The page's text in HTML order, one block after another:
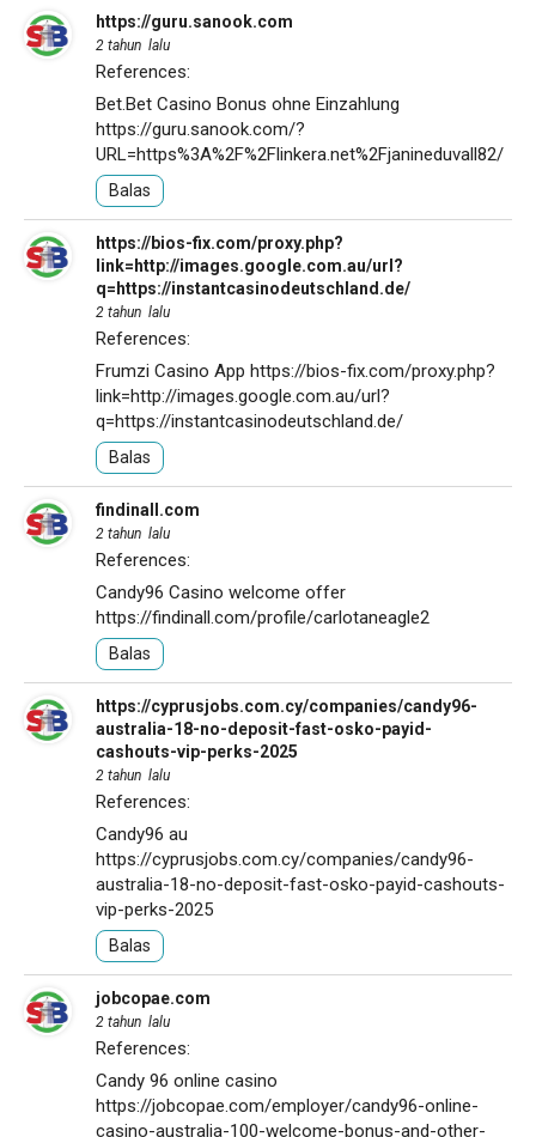
https://guru.sanook.com
2 tahun lalu
References:
Bet.Bet Casino Bonus ohne Einzahlung
https://guru.sanook.com/?
URL=https%3A%2F%2Flinkera.net%2Fjanineduvall82/
Balas
https://bios-fix.com/proxy.php?
link=http://images.google.com.au/url?
q=https://instantcasinodeutschland.de/
2 tahun lalu
References:
Frumzi Casino App https://bios-fix.com/proxy.php?
link=http://images.google.com.au/url?
q=https://instantcasinodeutschland.de/
Balas
findinall.com
2 tahun lalu
References:
Candy96 Casino welcome offer
https://findinall.com/profile/carlotaneagle2
Balas
https://cyprusjobs.com.cy/companies/candy96-
australia-18-no-deposit-fast-osko-payid-
cashouts-vip-perks-2025
2 tahun lalu
References:
Candy96 au
https://cyprusjobs.com.cy/companies/candy96-
australia-18-no-deposit-fast-osko-payid-cashouts-
vip-perks-2025
Balas
jobcopae.com
2 tahun lalu
References:
Candy 96 online casino
https://jobcopae.com/employer/candy96-online-
casino-australia-100-welcome-bonus-and-other-